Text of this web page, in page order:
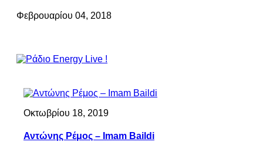
Φεβρουαρίου 04, 2018
Οκτωβρίου 18, 2019
Αντώνης Ρέμος – Imam Baildi